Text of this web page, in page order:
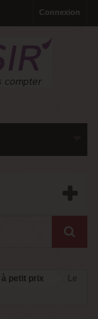
Connexion
petit prix